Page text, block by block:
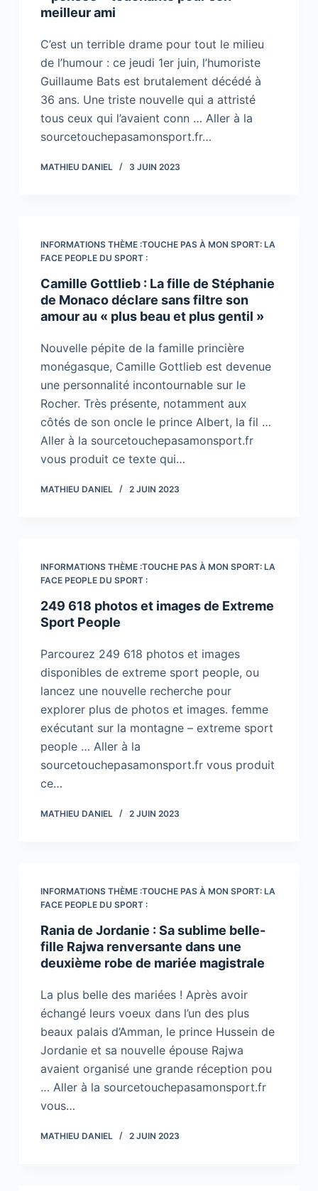
meilleur ami
C’est un terrible drame pour tout le milieu
de l’humour : ce jeudi 1er juin, l’humoriste
Guillaume Bats est brutalement décédé à
36 ans. Une triste nouvelle qui a attristé
tous ceux qui l’avaient conn … Aller à la
sourcetouchepasamonsport.fr…
MATHIEU DANIEL 3 JUIN 2023
INFORMATIONS THÈME :TOUCHE PAS À MON SPORT: LA
FACE PEOPLE DU SPORT :
Camille Gottlieb : La fille de Stéphanie
de Monaco déclare sans filtre son
amour au « plus beau et plus gentil »
Nouvelle pépite de la famille princière
monégasque, Camille Gottlieb est devenue
une personnalité incontournable sur le
Rocher. Très présente, notamment aux
côtés de son oncle le prince Albert, la fil …
Aller à la sourcetouchepasamonsport.fr
vous produit ce texte qui…
MATHIEU DANIEL 2 JUIN 2023
INFORMATIONS THÈME :TOUCHE PAS À MON SPORT: LA
FACE PEOPLE DU SPORT :
249 618 photos et images de Extreme
Sport People
Parcourez 249 618 photos et images
disponibles de extreme sport people, ou
lancez une nouvelle recherche pour
explorer plus de photos et images. femme
exécutant sur la montagne – extreme sport
people … Aller à la
sourcetouchepasamonsport.fr vous produit
ce…
MATHIEU DANIEL 2 JUIN 2023
INFORMATIONS THÈME :TOUCHE PAS À MON SPORT: LA
FACE PEOPLE DU SPORT :
Rania de Jordanie : Sa sublime belle-
fille Rajwa renversante dans une
deuxième robe de mariée magistrale
La plus belle des mariées ! Après avoir
échangé leurs voeux dans l’un des plus
beaux palais d’Amman, le prince Hussein de
Jordanie et sa nouvelle épouse Rajwa
avaient organisé une grande réception pou
… Aller à la sourcetouchepasamonsport.fr
vous…
MATHIEU DANIEL 2 JUIN 2023